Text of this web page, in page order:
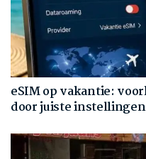
eSIM op vakantie:
door juiste instellingen